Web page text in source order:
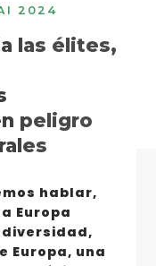
2024
las élites,
peligro
hablar,
Europa
Europa, una